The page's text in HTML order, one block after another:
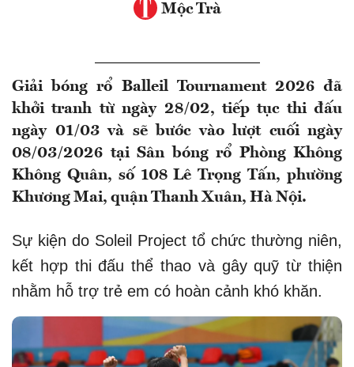
Mộc Trà
Giải bóng rổ Balleil Tournament 2026 đã
khởi tranh từ ngày 28/02, tiếp tục thi đấu
ngày 01/03 và sẽ bước vào lượt cuối ngày
08/03/2026 tại Sân bóng rổ Phòng Không
Không Quân, số 108 Lê Trọng Tấn, phường
Khương Mai, quận Thanh Xuân, Hà Nội.
Sự kiện do Soleil Project tổ chức thường niên,
kết hợp thi đấu thể thao và gây quỹ từ thiện
nhằm hỗ trợ trẻ em có hoàn cảnh khó khăn.